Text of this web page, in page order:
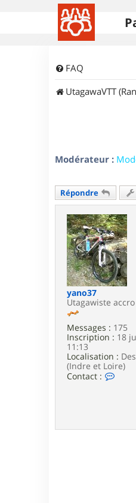
FAQ
UtagawaVTT
Modérateur :
Répondre
yano37
Utagawiste accro
Messages : 175
Inscription : 18
11:13
Localisation :
(Indre et Loire)
Contact :
t